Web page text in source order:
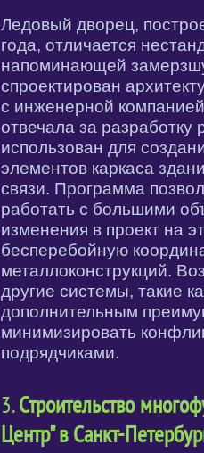
Ледовый дворец,
года, отличается
напоминающей
спроектирован
с инженерной
отвечала за
использован для
элементов каркаса
связи. Программа
работать с большими
изменения в проект на
бесперебойную
металлоконструкций.
другие системы, такие
дополнительным
минимизировать
подрядчиками.
3.Строительство
Центр" в Санкт-